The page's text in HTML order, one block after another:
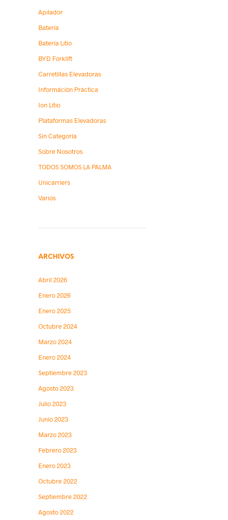
Apilador
Batería
Batería Litio
BYD Forklift
Carretillas Elevadoras
Információn Práctica
Ion Litio
Plataformas Elevadoras
Sin Categoría
Sobre Nosotros
TODOS SOMOS LA PALMA
Unicarriers
Varios
ARCHIVOS
Abril 2026
Enero 2026
Enero 2025
Octubre 2024
Marzo 2024
Enero 2024
Septiembre 2023
Agosto 2023
Julio 2023
Junio 2023
Marzo 2023
Febrero 2023
Enero 2023
Octubre 2022
Septiembre 2022
Agosto 2022